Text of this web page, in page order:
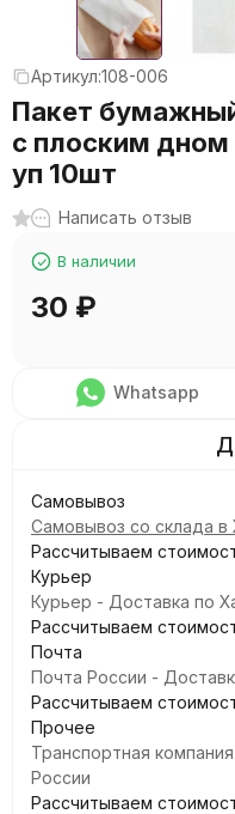
Артикул:108-006
Пакет
с плоским
уп 10шт
Написать отзыв
В наличии
30 ₽
Whatsapp
Самовывоз
Самовывоз со склада в
Рассчитываем
Курьер
Курьер - Доставка по
Рассчитываем
Почта
Почта России -
Рассчитываем
Прочее
Транспортная
России
Рассчитываем